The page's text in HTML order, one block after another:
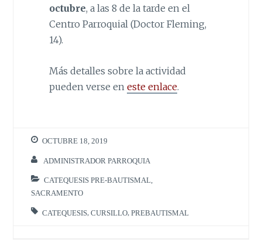
octubre, a las 8 de la tarde en el
Centro Parroquial (Doctor Fleming,
14).
Más detalles sobre la actividad
pueden verse en este enlace.
OCTUBRE 18, 2019
ADMINISTRADOR PARROQUIA
CATEQUESIS PRE-BAUTISMAL
SACRAMENTO
CATEQUESIS ,CURSILLO ,PREBAUTISMAL